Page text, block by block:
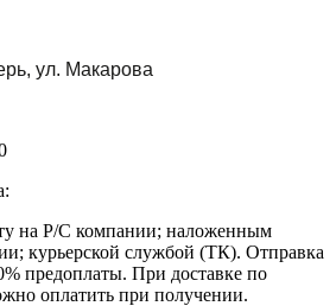
ул. Макарова
на Р/С компании; наложенным
курьерской службой (ТК). Отправка
предоплаты. При доставке по
оплатить при получении.